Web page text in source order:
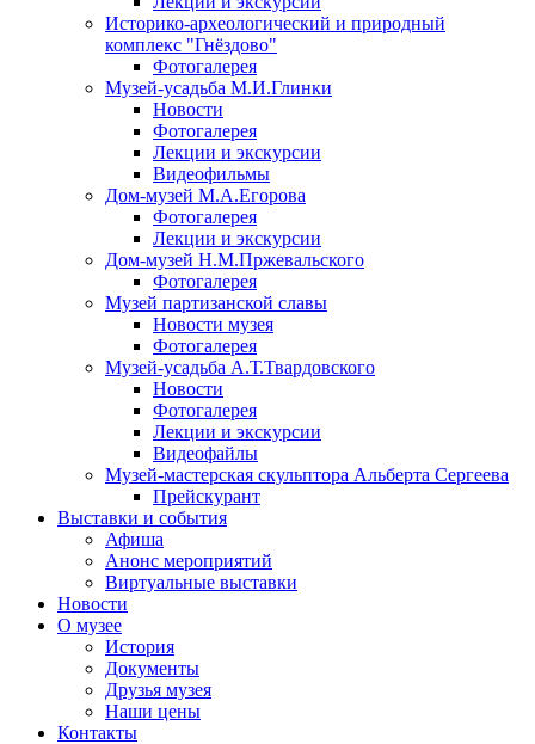
Историко-археологический и природный
комплекс "Гнёздово"
Фотогалерея
Музей-усадьба М.И.Глинки
Новости
Фотогалерея
Лекции и экскурсии
Видеофильмы
Дом-музей М.А.Егорова
Фотогалерея
Лекции и экскурсии
Дом-музей Н.М.Пржевальского
Фотогалерея
Музей партизанской славы
Новости музея
Фотогалерея
Музей-усадьба А.Т.Твардовского
Новости
Фотогалерея
Лекции и экскурсии
Видеофайлы
Музей-мастерская скульптора Альберта Сергеева
Прейскурант
Выставки и события
Афиша
Анонс мероприятий
Виртуальные выставки
Новости
О музее
История
Документы
Друзья музея
Наши цены
Контакты